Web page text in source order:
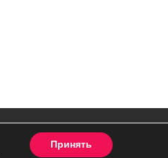
Принять